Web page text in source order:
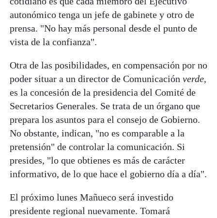
autonómico tenga un jefe de gabinete y otro de
prensa. "No hay más personal desde el punto de
vista de la confianza".
Otra de las posibilidades, en compensación por no
poder situar a un director de Comunicación verde,
es la concesión de la presidencia del Comité de
Secretarios Generales. Se trata de un órgano que
prepara los asuntos para el consejo de Gobierno.
No obstante, indican, "no es comparable a la
pretensión" de controlar la comunicación. Si
presides, "lo que obtienes es más de carácter
informativo, de lo que hace el gobierno día a día".
El próximo lunes Mañueco será investido
presidente regional nuevamente. Tomará